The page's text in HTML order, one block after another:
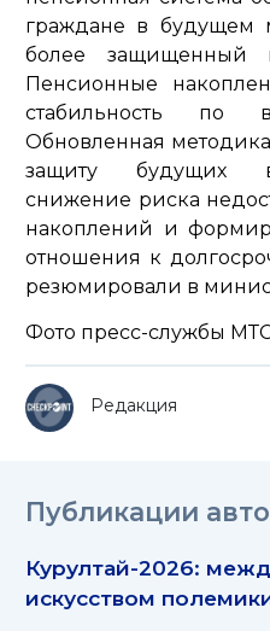
граждане в будущем
более защищенный
Пенсионные
стабильность по
Обновленная
защиту будущих
снижение риска
накоплений и
отношения к
резюмировали в
Фото пресс-службы
Редакция
Публикации
Курултай-2026:
искусством